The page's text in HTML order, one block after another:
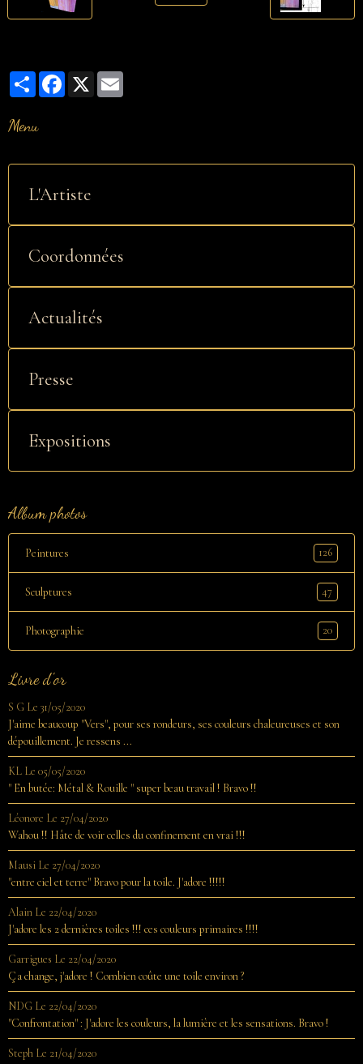
PartagerFacebook
X
Menu
L'Artiste
Coordonnées
Actualités
Presse
Expositions
Album photos
Peintures 126
Sculptures 47
Photographie 20
Livre d'or
S G Le 31/05/2020
J'aime beaucoup "Vers", pour ses rondeurs, ses couleurs chaleureuses et son
dépouillement. Je ressens ...
KL Le 05/05/2020
" En butée: Métal & Rouille " super beau travail ! Bravo !!
Léonore Le 27/04/2020
Wahou !! Hâte de voir celles du confinement en vrai !!!
Mausi Le 27/04/2020
"entre ciel et terre" Bravo pour la toile. J'adore !!!!!
Alain Le 22/04/2020
J'adore les 2 dernières toiles !!! ces couleurs primaires !!!!
Garrigues Le 22/04/2020
Ça change, j'adore ! Combien coûte une toile environ ?
NDG Le 22/04/2020
"Confrontation" : J'adore les couleurs, la lumière et les sensations. Bravo !
Steph Le 21/04/2020